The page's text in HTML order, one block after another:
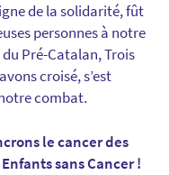
de la solidarité, fût
personnes à notre
Pré-Catalan, Trois
croisé, s’est
combat.
le cancer des
sans Cancer !